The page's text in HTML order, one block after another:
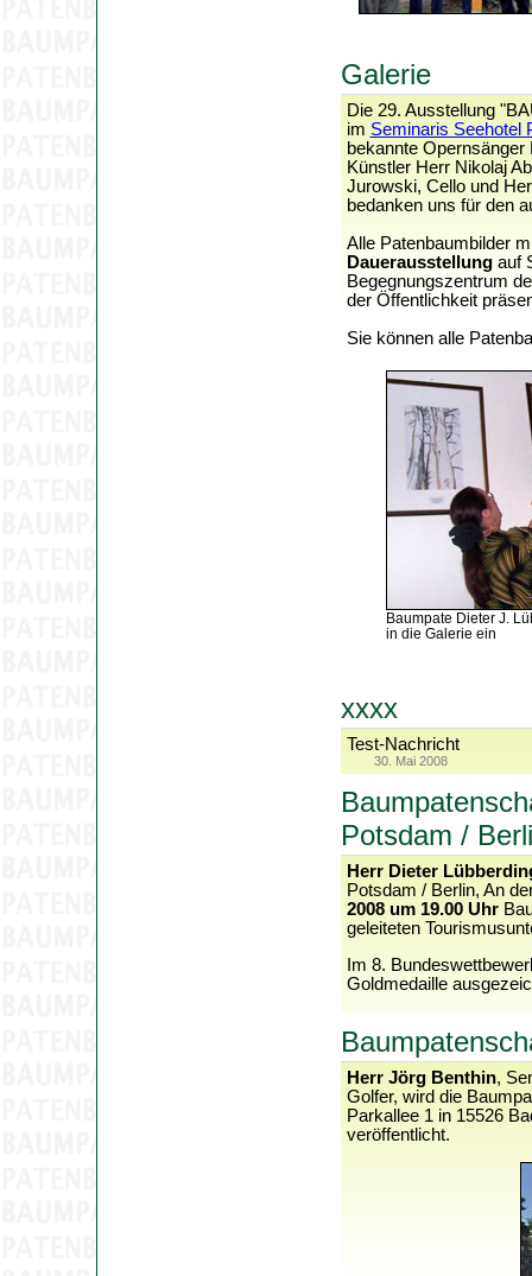
Galerie
Die 29. Ausstellung
im Seminaris Seehotel
bekannte
Künstler Herr Nikolaj
Jurowski, Cello und
bedanken uns für den
Alle Patenbaumbilder
Dauerausstellungauf
Begegnungszentrum
der Öffentlichkeit
Sie können alle
Baumpate Dieter J.
in die Galerie ein
xxxx
Test-Nachricht
30. Mai 2008
Potsdam /
Herr Dieter
Potsdam / Berlin, An
2008 um 19.00 Uhr
geleiteten
Im 8.
Goldmedaille
Herr Jörg Benthin,
Golfer, wird die
Parkallee 1 in 15526
veröffentlicht.